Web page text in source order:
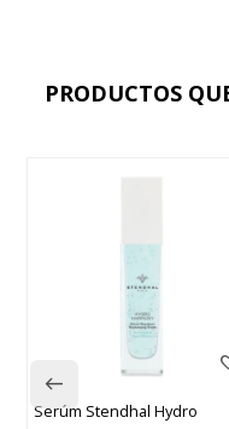
PRODUCTOS
Hydro
Crema de